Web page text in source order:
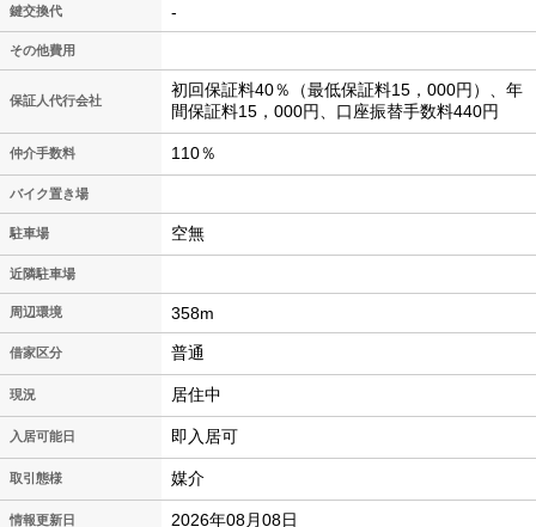
鍵交換代 -
その他費用
保証人代行会社
初回保証料40％（最低保証料15，000円）、年
間保証料15，000円、口座振替手数料440円
仲介手数料 110％
バイク置き場
駐車場 空無
近隣駐車場
周辺環境 358m
借家区分 普通
現況 居住中
入居可能日 即入居可
取引態様 媒介
情報更新日 2026年08月08日